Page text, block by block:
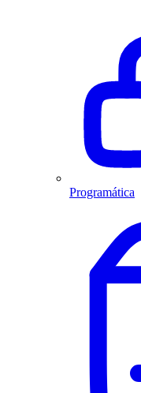
Programática